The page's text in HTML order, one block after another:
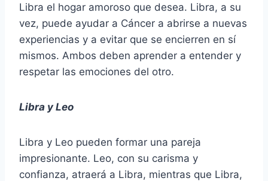
Libra el hogar amoroso que desea. Libra, a su
vez, puede ayudar a Cáncer a abrirse a nuevas
experiencias y a evitar que se encierren en sí
mismos. Ambos deben aprender a entender y
respetar las emociones del otro.
Libra y Leo
Libra y Leo pueden formar una pareja
impresionante. Leo, con su carisma y
confianza, atraerá a Libra, mientras que Libra,